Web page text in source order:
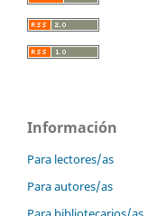
Información
Para lectores/as
Para autores/as